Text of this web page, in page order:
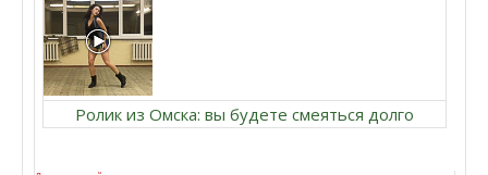
Ролик из Омска: вы будете смеяться долго